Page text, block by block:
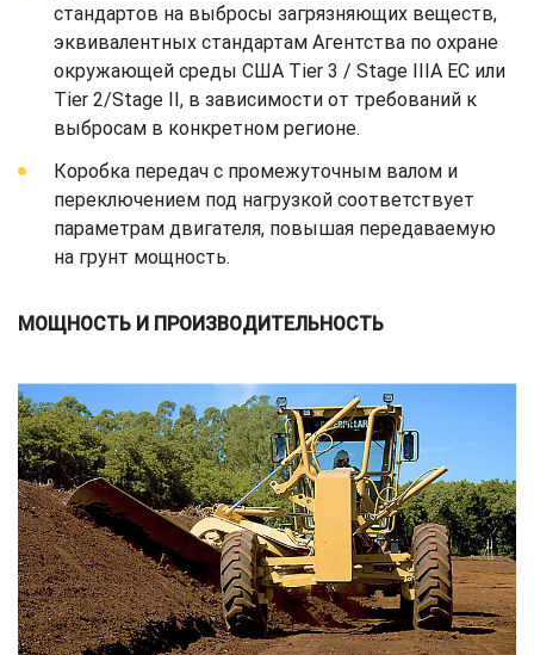
стандартов на выбросы загрязняющих веществ,
эквивалентных стандартам Агентства по охране
окружающей среды США Tier 3 / Stage IIIA ЕС или
Tier 2/Stage II, в зависимости от требований к
выбросам в конкретном регионе.
Коробка передач с промежуточным валом и
переключением под нагрузкой соответствует
параметрам двигателя, повышая передаваемую
на грунт мощность.
МОЩНОСТЬ И ПРОИЗВОДИТЕЛЬНОСТЬ